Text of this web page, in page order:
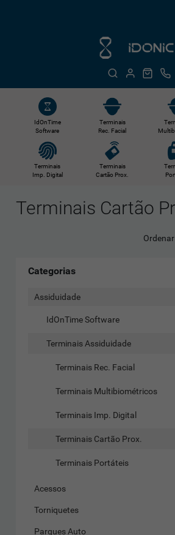
IdOnTime
Software
Terminais
Rec. Facial
Terminais
Imp. Digital
Terminais
Cartão Prox.
Terminais Cartão
Categorias
Assiduidade
IdOnTime Software
Terminais Assiduidade
Terminais Rec. Facial
Terminais Multibiométricos
Terminais Imp. Digital
Terminais Cartão Prox.
Terminais Portáteis
Acessos
Torniquetes
Parques Auto